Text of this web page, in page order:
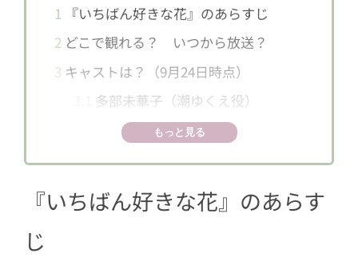
1
『いちばん好きな花』のあらすじ
2 どこで観れる？ いつから放送？
3 キャストは？（9月24日時点）
多部未華子（潮ゆくえ役）
松下洸平（春木椿役）
3.3神尾楓珠（佐藤紅葉役）
3.4
今田美桜（深雪夜々役）
3.5仲野太賀（赤田鼓太郎役）
もっと見る
『いちばん好きな花』のあらす
じ